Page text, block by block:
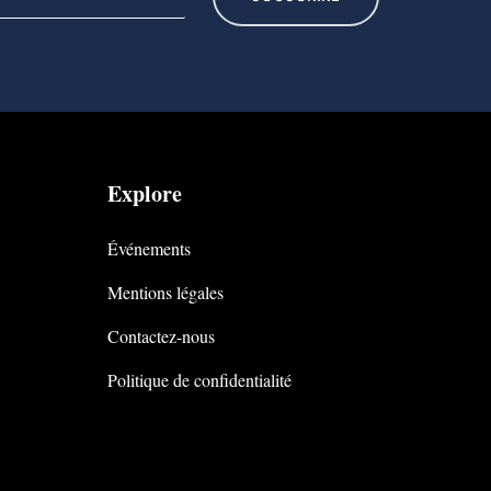
Explore
Événements
Mentions légales
Contactez-nous
Politique de confidentialité